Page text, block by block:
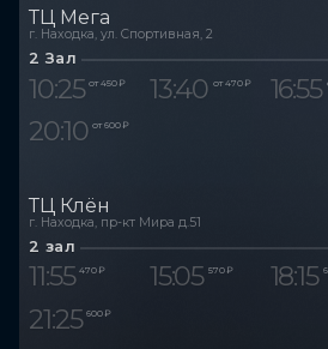
ТЦ Мега
г. Находка, ул. Спортивная, 2
2 Зал
10:25 от 450 ₽ 13:40 от 470 ₽ 16:55
20:10 от 600 ₽
ТЦ Клён
г. Находка, пр-кт Мира д.51
2 зал
11:55 470 ₽ 15:05 570 ₽ 18:15
21:25 600 ₽